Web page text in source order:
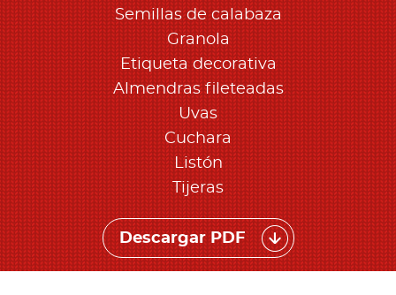
Semillas de calabaza
Granola
Etiqueta decorativa
Almendras fileteadas
Uvas
Cuchara
Listón
Tijeras
Descargar PDF